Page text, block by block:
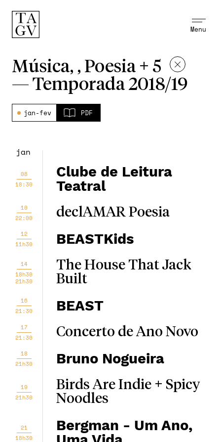
Menu
Música, , Poesia + 5
— Temporada 2018/19
jan-fev PDF
jan
08
18:30
Clube de Leitura
Teatral
10
22:00
declAMAR Poesia
12
11h30
BEASTKids
14
18h30
21h30
The House That Jack
Built
16
21:30
BEAST
17
21:30
Concerto de Ano Novo
18
21h30
Bruno Nogueira
19
21h30
Birds Are Indie + Spicy
Noodles
21
18h30
Bergman - Um Ano,